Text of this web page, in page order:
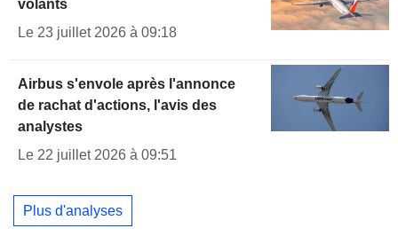
volants
Le 23 juillet 2026 à 09:18
Airbus s'envole après l'annonce
de rachat d'actions, l'avis des
analystes
Le 22 juillet 2026 à 09:51
Plus d'analyses